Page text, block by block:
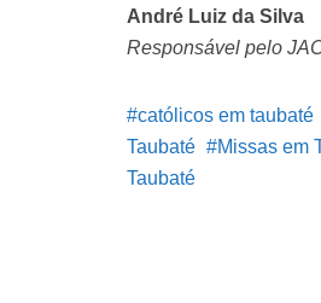
André Luiz da Silva
Responsável pelo
católicos em taubaté
Taubaté
Missas em
Taubaté